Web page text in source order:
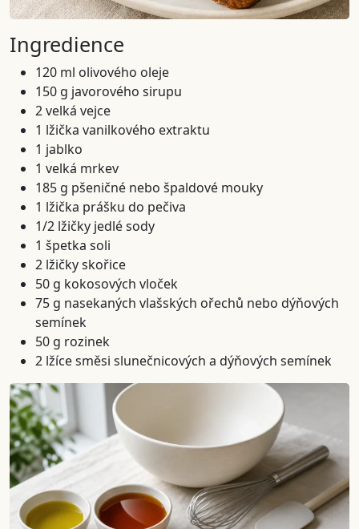
Ingredience
120 ml olivového oleje
150 g javorového sirupu
2 velká vejce
1 lžička vanilkového extraktu
1 jablko
1 velká mrkev
185 g pšeničné nebo špaldové mouky
1 lžička prášku do pečiva
1/2 lžičky jedlé sody
1 špetka soli
2 lžičky skořice
50 g kokosových vloček
75 g nasekaných vlašských ořechů nebo dýňových
semínek
50 g rozinek
2 lžíce směsi slunečnicových a dýňových semínek